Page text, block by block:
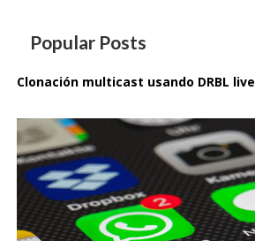
Popular Posts
Clonación multicast usando DRBL live